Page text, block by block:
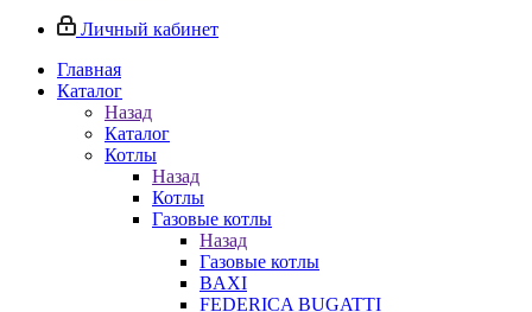
Личный кабинет
Главная
Каталог
Назад
Каталог
Котлы
Назад
Котлы
Газовые котлы
Назад
Газовые котлы
BAXI
FEDERICA BUGATTI